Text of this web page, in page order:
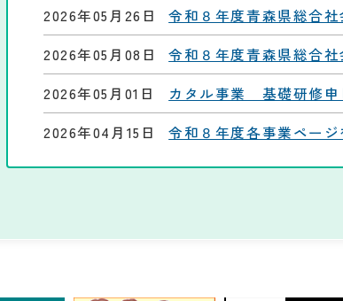
2026年05月26日
令和８年度青森県総合
2026年05月08日
令和８年度青森県総合
2026年05月01日
カタル事業 基礎研修申
2026年04月15日
令和８年度各事業ページ
2026年04月08日 ありすネット「学習機